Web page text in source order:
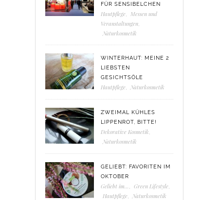
FÜR SENSIBELCHEN
Hautpflege,
Messen und
Veranstaltungen,
Naturkosmetik
WINTERHAUT: MEINE 2
LIEBSTEN
GESICHTSÖLE
Hautpflege, Naturkosmetik
ZWEIMAL KÜHLES
LIPPENROT, BITTE!
Dekorative Kosmetik
Naturkosmetik
GELIEBT: FAVORITEN IM
OKTOBER
Geliebt im... Green Lifestyle,
Hautpflege, Naturkosmetik